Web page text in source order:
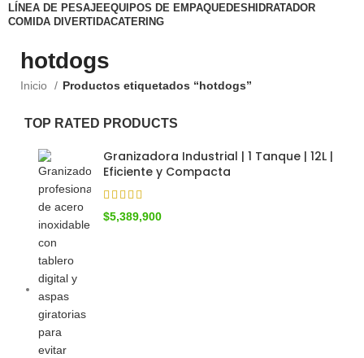
LÍNEA DE PESAJEEQUIPOS DE EMPAQUEDESHIDRATADOR
COMIDA DIVERTIDACATERING
hotdogs
Inicio Productos etiquetados “hotdogs”
TOP RATED PRODUCTS
Granizadora Industrial | 1 Tanque | 12L |
Eficiente y Compacta
$5,389,900